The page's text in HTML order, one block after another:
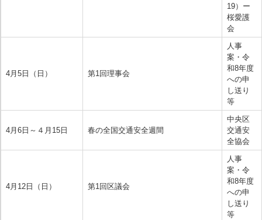
19）ー
桜愛護
会
4月5日（日） 第1回理事会
人事
案・令
和8年度
への申
し送り
等
4月6日～４月15日 春の全国交通安全週間
中央区
交通安
全協会
4月12日（日） 第1回区議会
人事
案・令
和8年度
への申
し送り
等